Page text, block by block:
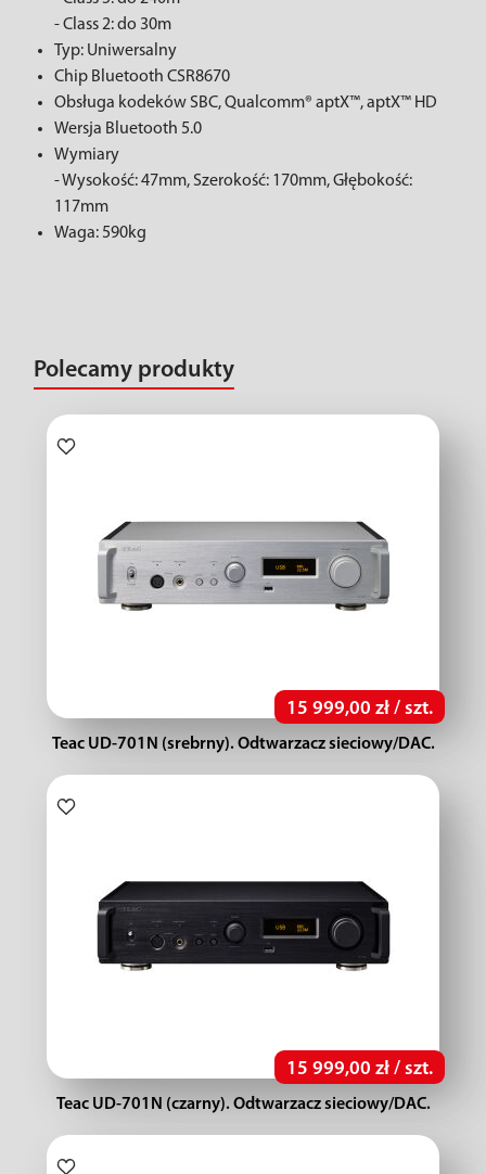
- Class 2: do 30m
Typ: Uniwersalny
Chip Bluetooth CSR8670
Obsługa kodeków SBC, Qualcomm® aptX™, aptX™ HD
Wersja Bluetooth 5.0
Wymiary
- Wysokość: 47mm, Szerokość: 170mm, Głębokość:
117mm
Waga: 590kg
Polecamy produkty
15 999,00 zł / szt.
Teac UD-701N (srebrny). Odtwarzacz sieciowy/DAC.
15 999,00 zł / szt.
Teac UD-701N (czarny). Odtwarzacz sieciowy/DAC.